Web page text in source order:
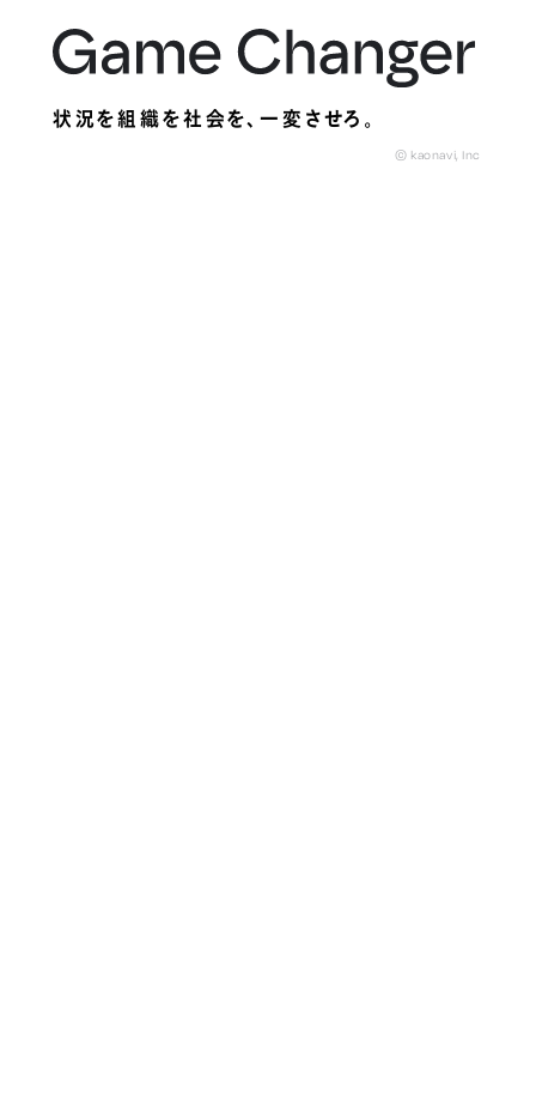
状況を組織を社会を、一変させろ。
© kaonavi, Inc